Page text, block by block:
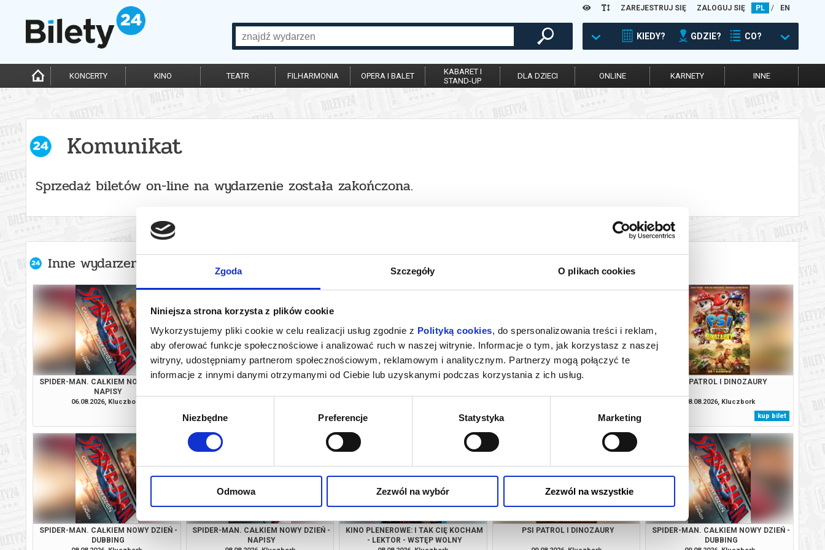
Zgoda Szczegóły O plikach cookies
Niniejsza strona korzysta z plików cookie
Wykorzystujemy pliki cookie w celu realizacji usług zgodnie z Polityką cookies, do spersonalizowania treści i reklam,
aby oferować funkcje społecznościowe i analizować ruch w naszej witrynie. Informacje o tym, jak korzystasz z naszej
witryny, udostępniamy partnerom społecznościowym, reklamowym i analitycznym. Partnerzy mogą połączyć te
informacje z innymi danymi otrzymanymi od Ciebie lub uzyskanymi podczas korzystania z ich usług.
Niezbędne Preferencje Statystyka Marketing
Odmowa Zezwól na wybór Zezwól na wszystkie
ZAREJESTRUJ SIĘ ZALOGUJ SIĘ PL / EN
KIEDY? GDZIE? CO?
KONCERTY KINO TEATR FILHARMONIA OPERA I BALET
KABARET I
STAND-UP
DLA DZIECI ONLINE KARNETY INNE
Komunikat
Sprzedaż biletów on-line na wydarzenie została zakończona.
Inne wydarzenia organizatora
SPIDER-MAN. CAŁKIEM NOWY DZIEŃ -
NAPISY
06.08.2026, Kluczbork
PSI PATROL I DINOZAURY
kup bilet
SPIDER-MAN. CAŁKIEM NOWY DZIEŃ -
kup bilet
SPIDER-MAN. CAŁKIEM NOWY DZIEŃ -
kup bilet
PSI PATROL I DINOZAURY
08.08.2026, Kluczbork
kup bilet
SPIDER-MAN. CAŁKIEM NOWY DZIEŃ -
DUBBING
SPIDER-MAN. CAŁKIEM NOWY DZIEŃ -
NAPISY
KINO PLENEROWE: I TAK CIĘ KOCHAM
- LEKTOR - WSTĘP WOLNY
PSI PATROL I DINOZAURY
SPIDER-MAN. CAŁKIEM NOWY DZIEŃ -
DUBBING